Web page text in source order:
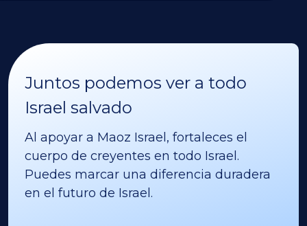
Juntos podemos ver a todo
Israel salvado
Al apoyar a Maoz Israel, fortaleces el
cuerpo de creyentes en todo Israel.
Puedes marcar una diferencia duradera
en el futuro de Israel.